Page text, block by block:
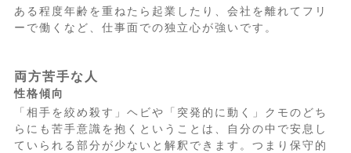
ある程度年齢を重ねたら起業したり、会社を離れてフリ
ーで働くなど、仕事面での独立心が強いです。
両方苦手な人
性格傾向
「相手を絞め殺す」ヘビや「突発的に動く」クモのどち
らにも苦手意識を抱くということは、自分の中で安息し
ていられる部分が少ないと解釈できます。つまり保守的